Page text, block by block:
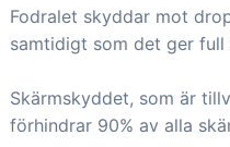
Fodralet skyddar mot
samtidigt som det ger
Skärmskyddet, som är
förhindrar 90% av alla